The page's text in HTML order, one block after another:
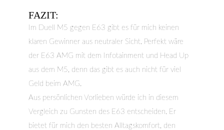
FAZIT:​
Im Duell M5 gegen E63 gibt es für mich keinen
klaren Gewinner aus neutraler Sicht. Perfekt wäre
der E63 AMG mit dem Infotainment und Head Up
aus dem M5, denn das gibt es auch nicht für viel
Geld beim AMG.
Aus persönlichen Vorlieben würde ich in diesem
Vergleich zu Gunsten des E63 entscheiden. Er
bietet für mich den besten Alltagskomfort, den